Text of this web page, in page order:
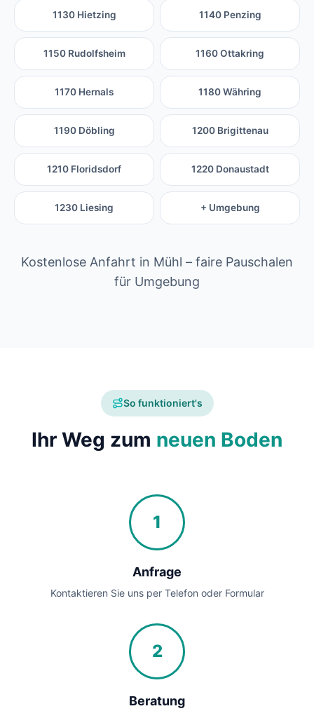
1130 Hietzing 1140 Penzing
1150 Rudolfsheim 1160 Ottakring
1170 Hernals 1180 Währing
1190 Döbling 1200 Brigittenau
1210 Floridsdorf 1220 Donaustadt
1230 Liesing + Umgebung
Kostenlose Anfahrt in Mühl – faire Pauschalen
für Umgebung
So funktioniert's
Ihr Weg zum neuen Boden
1
Anfrage
Kontaktieren Sie uns per Telefon oder Formular
2
Beratung